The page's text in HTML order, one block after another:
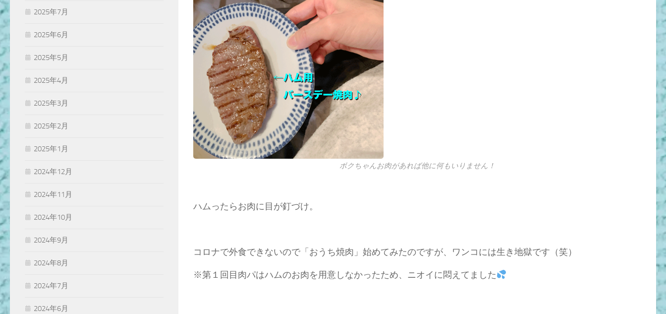
ボクちゃんお肉があれば他に何もいりません！
ハムったらお肉に目が釘づけ。
コロナで外食できないので「おうち焼肉」始めてみたのですが、ワンコには生き地獄です（笑）
※第１回目肉パはハムのお肉を用意しなかったため、ニオイに悶えてました
2025年7月
2025年6月
2025年5月
2025年4月
2025年3月
2025年2月
2025年1月
2024年12月
2024年11月
2024年10月
2024年9月
2024年8月
2024年7月
2024年6月